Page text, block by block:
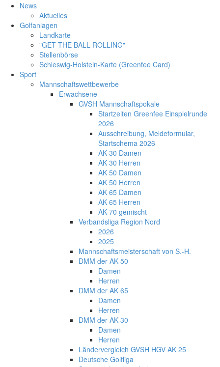
News
Aktuelles
Golfanlagen
Landkarte
"GET THE BALL ROLLING"
Stellenbörse
Schleswig-Holstein-Karte (Greenfee Card)
Sport
Mannschaftswettbewerbe
Erwachsene
GVSH Mannschaftspokale
Startzeiten Greenfee Einspielrunde
2026
Ausschreibung, Meldeformular,
Startschema 2026
AK 30 Damen
AK 30 Herren
AK 50 Damen
AK 50 Herren
AK 65 Damen
AK 65 Herren
AK 70 gemischt
Verbandsliga Region Nord
2026
2025
Mannschaftsmeisterschaft von S.-H.
DMM der AK 50
Damen
Herren
DMM der AK 65
Damen
Herren
DMM der AK 30
Damen
Herren
Ländervergleich GVSH HGV AK 25
Deutsche Golfliga